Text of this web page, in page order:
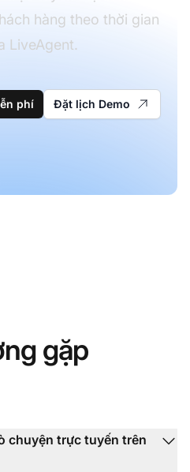
hàng theo thời gian
LiveAgent.
phí Đặt lịch Demo
gặp
chuyện trực tuyến trên